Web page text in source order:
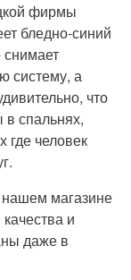
фирмы
бледно-синий
систему, а
что
в спальнях,
где человек
магазине
и
даже в